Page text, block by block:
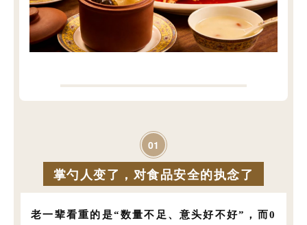
01
掌勺人变了，对食品安全的执念了
老一辈看重的是“数量不足、意头好不好”，而0